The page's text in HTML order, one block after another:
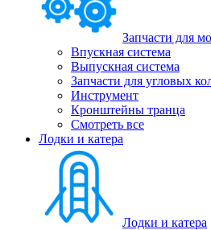
Запчасти для
Впускная система
Выпускная система
Запчасти для угловых
Инструмент
Кронштейны транца
Смотреть все
Лодки и катера
Лодки и катера